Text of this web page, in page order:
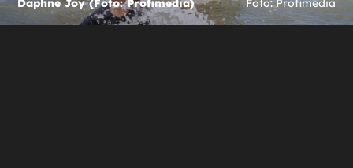
Daphne Joy (Foto: Profimedia) Foto: Profimedia